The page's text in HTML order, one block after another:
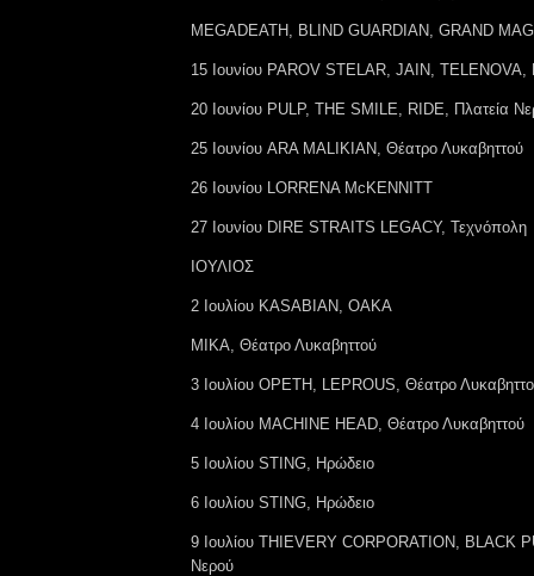
MEGADEATH, BLIND GUARDIAN, GRAND
15 Ιουνίου PAROV STELAR, JAIN, TELENOVA,
20 Ιουνίου PULP, THE SMILE, RIDE, Πλατεία
25 Ιουνίου ARA MALIKIAN, Θέατρο Λυκαβηττού
26 Ιουνίου LORRENA McKENNITT
27 Ιουνίου DIRE STRAITS LEGACY, Τεχνόπολη
ΙΟΥΛΙΟΣ
2 Ιουλίου KASABIAN, OAKA
MIKA, Θέατρο Λυκαβηττού
3 Ιουλίου OPETH, LEPROUS, Θέατρο
4 Ιουλίου MACHINE HEAD, Θέατρο Λυκαβηττού
5 Ιουλίου STING, Ηρώδειο
6 Ιουλίου STING, Ηρώδειο
9 Ιουλίου THIEVERY CORPORATION, BLACK
Νερού